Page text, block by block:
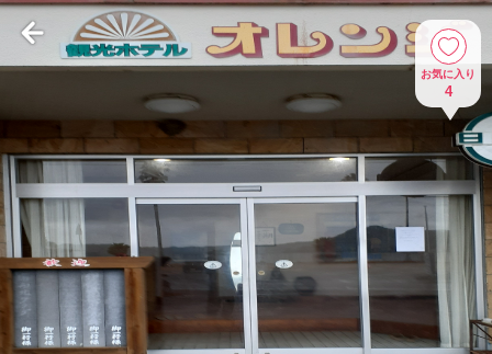
お気に入り
4